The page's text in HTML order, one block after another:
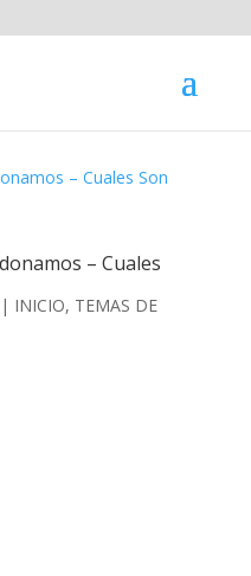
– Cuales
| INICIO, TEMAS DE